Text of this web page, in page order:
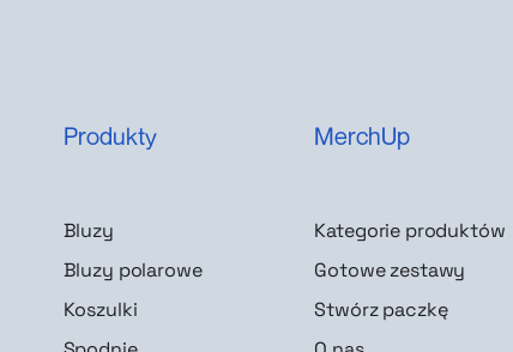
Produkty
Bluzy
Bluzy polarowe
Koszulki
MerchUp
Kategorie produktów
Gotowe zestawy
Stwórz paczkę